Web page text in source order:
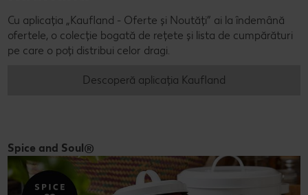
Cu aplicația „Kaufland - Oferte și Noutăți” ai la îndemână
ofertele, o colecție bogată de rețete și lista de cumpărături
pe care o poți distribui celor dragi.
Descoperă aplicația Kaufland
Spice and Soul®